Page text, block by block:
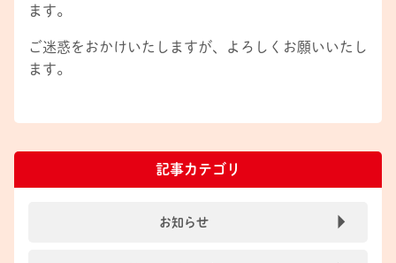
ます。
ご迷惑をおかけいたしますが、よろしくお願いいたし
ます。
記事カテゴリ
お知らせ